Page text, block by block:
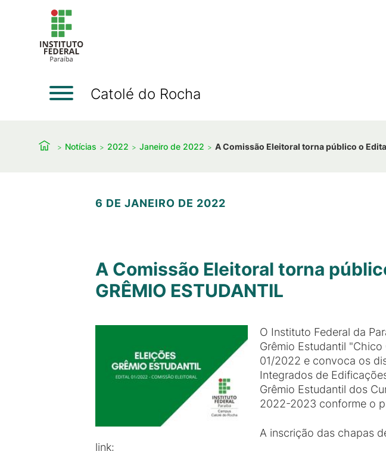
Catolé do Rocha
Notícias 2022 Janeiro de 2022 A Comissão Eleitoral torna público o
6 DE JANEIRO DE 2022
A Comissão Eleitoral torna
GRÊMIO ESTUDANTIL
O Instituto Federal da
Grêmio Estudantil
01/2022 e convoca os
Integrados de
Grêmio Estudantil dos
2022-2023 conforme o
A inscrição das chapas
link: